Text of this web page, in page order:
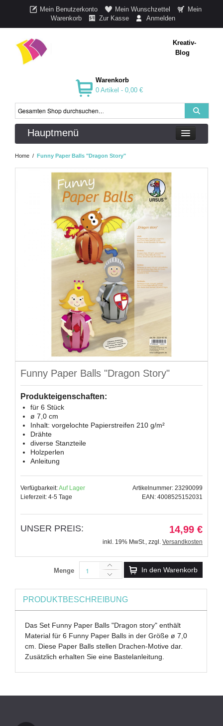
Mein Benutzerkonto Mein Wunschzettel
Mein
Warenkorb
Zur Kasse Anmelden
Kreativ-
Blog
Warenkorb
0 Artikel - 0,00 €
Hauptmenü
Home / Funny Paper Balls "Dragon Story"
Funny Paper Balls "Dragon Story"
Produkteigenschaften:
für 6 Stück
ø 7,0 cm
Inhalt: vorgelochte Papierstreifen 210 g/m²
Drähte
diverse Stanzteile
Holzperlen
Anleitung
Verfügbarkeit:Auf Lager
Lieferzeit: 4-5 Tage
Artikelnummer: 23290099
EAN: 4008525152031
UNSER PREIS: 14,99 €
inkl. 19% MwSt., zzgl. Versandkosten
Menge In den Warenkorb
PRODUKTBESCHREIBUNG
Das Set Funny Paper Balls "Dragon story" enthält
Material für 6 Funny Paper Balls in der Größe ø 7,0
cm. Diese Paper Balls stellen Drachen-Motive dar.
Zusätzlich erhalten Sie eine Bastelanleitung.